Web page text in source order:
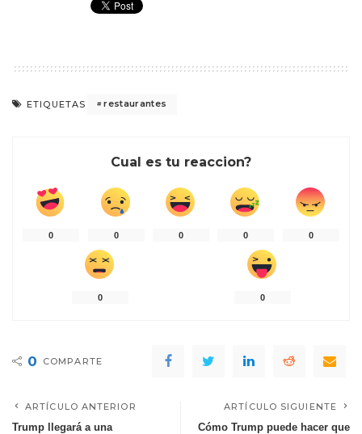
ETIQUETAS restaurantes
Cual es tu reaccion?
0 0 0 0 0
0 0
0 COMPARTE
ARTÍCULO ANTERIOR
Trump llegará a una
ARTÍCULO SIGUIENTE
Cómo Trump puede hacer que